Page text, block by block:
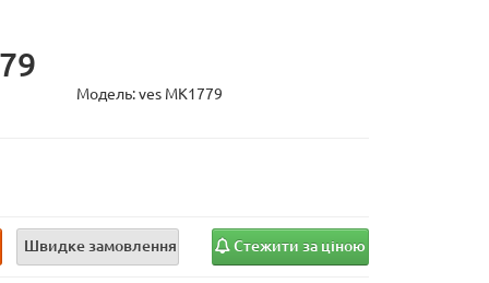
Модель:ves MK1779
Стежити за ціною
Швидке замовлення